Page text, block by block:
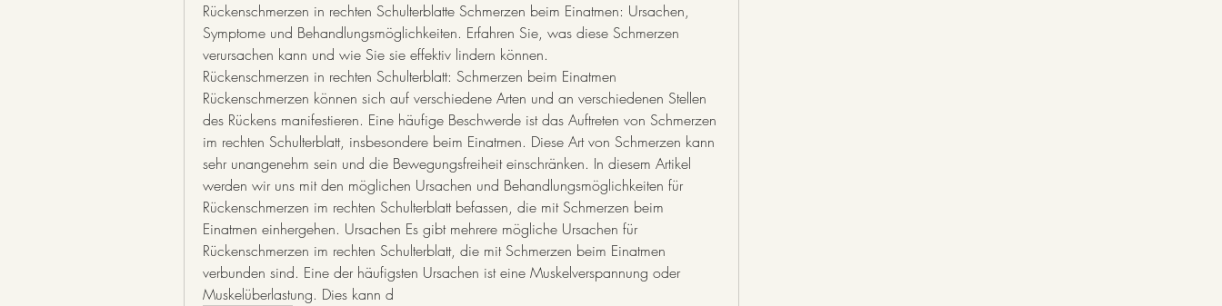
Rückenschmerzen in rechten Schulterblatte Schmerzen beim Einatmen: Ursachen,
Symptome und Behandlungsmöglichkeiten. Erfahren Sie, was diese Schmerzen
verursachen kann und wie Sie sie effektiv lindern können.
Rückenschmerzen in rechten Schulterblatt: Schmerzen beim Einatmen
Rückenschmerzen können sich auf verschiedene Arten und an verschiedenen Stellen
des Rückens manifestieren. Eine häufige Beschwerde ist das Auftreten von Schmerzen
im rechten Schulterblatt, insbesondere beim Einatmen. Diese Art von Schmerzen kann
sehr unangenehm sein und die Bewegungsfreiheit einschränken. In diesem Artikel
werden wir uns mit den möglichen Ursachen und Behandlungsmöglichkeiten für
Rückenschmerzen im rechten Schulterblatt befassen, die mit Schmerzen beim
Einatmen einhergehen. Ursachen Es gibt mehrere mögliche Ursachen für
Rückenschmerzen im rechten Schulterblatt, die mit Schmerzen beim Einatmen
verbunden sind. Eine der häufigsten Ursachen ist eine Muskelverspannung oder
Muskelüberlastung. Dies kann d